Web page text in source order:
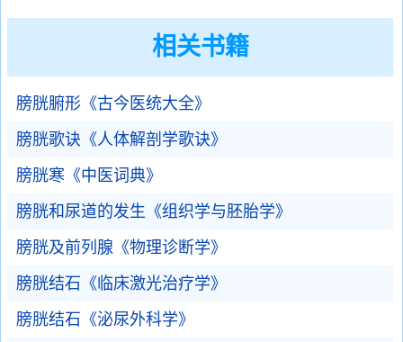
相关书籍
膀胱腑形《古今医统大全》
膀胱歌诀《人体解剖学歌诀》
膀胱寒《中医词典》
膀胱和尿道的发生《组织学与胚胎学》
膀胱及前列腺《物理诊断学》
膀胱结石《临床激光治疗学》
膀胱结石《泌尿外科学》